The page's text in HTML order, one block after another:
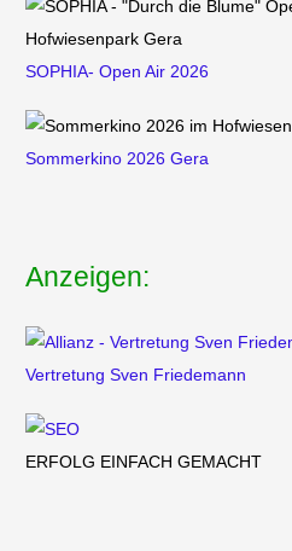
SOPHIA- Open Air 2026
Sommerkino 2026 Gera
Anzeigen:
VertretungSven Friedemann
ERFOLG EINFACH GEMACHT